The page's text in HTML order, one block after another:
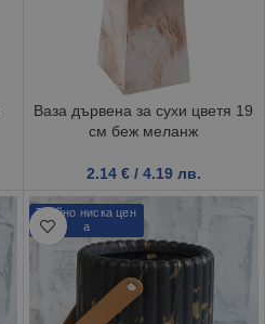
Ваза дървена за сухи цветя 19
см беж меланж
2.14 € / 4.19 лв.
Трайно ниска цен
а